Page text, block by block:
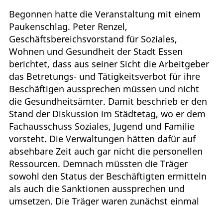
Begonnen hatte die Veranstaltung mit einem
Paukenschlag. Peter Renzel,
Geschäftsbereichsvorstand für Soziales,
Wohnen und Gesundheit der Stadt Essen
berichtet, dass aus seiner Sicht die Arbeitgeber
das Betretungs- und Tätigkeitsverbot für ihre
Beschäftigen aussprechen müssen und nicht
die Gesundheitsämter. Damit beschrieb er den
Stand der Diskussion im Städtetag, wo er dem
Fachausschuss Soziales, Jugend und Familie
vorsteht. Die Verwaltungen hätten dafür auf
absehbare Zeit auch gar nicht die personellen
Ressourcen. Demnach müssten die Träger
sowohl den Status der Beschäftigten ermitteln
als auch die Sanktionen aussprechen und
umsetzen. Die Träger waren zunächst einmal